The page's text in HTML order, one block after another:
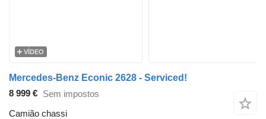
VÍDEO
Mercedes-Benz Econic 2628 - Serviced!
8 999 € Sem impostos
Camião chassi